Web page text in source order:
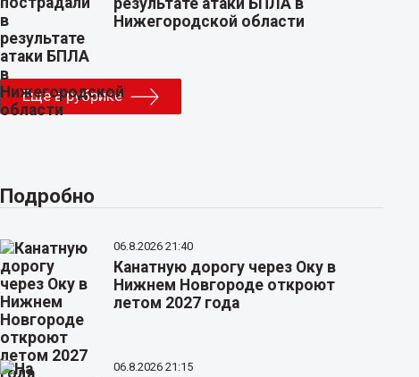
результате атаки БПЛА в
Нижегородской области
Еще в рубрике
Подробно
06.8.2026 21:40
Канатную дорогу через Оку в
Нижнем Новгороде откроют
летом 2027 года
06.8.2026 21:15